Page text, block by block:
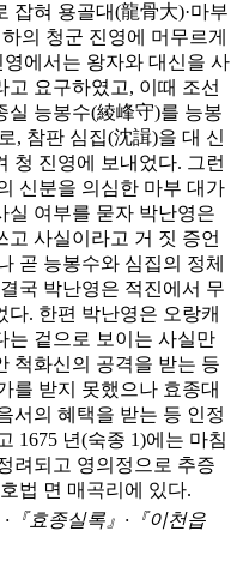
잡혀 용골대(龍骨大)·마부
의 청군 진영에 머무르게
영에서는 왕자와 대신을 사
고 요구하였고, 이때 조선
실 능봉수(綾峰守)를 능봉
, 참판 심집(沈諿)을 대 신
청 진영에 보내었다. 그런
신분을 의심한 마부 대가
실 여부를 묻자 박난영은
고 사실이라고 거 짓 증언
곧 능봉수와 심집의 정체
국 박난영은 적진에서 무
다. 한편 박난영은 오랑캐
는 겉으로 보이는 사실만
척화신의 공격을 받는 등
를 받지 못했으나 효종대
서의 혜택을 받는 등 인정
1675 년(숙종 1)에는 마침
려되고 영의정으로 추증
법 면 매곡리에 있다.
·『효종실록』·『이천읍